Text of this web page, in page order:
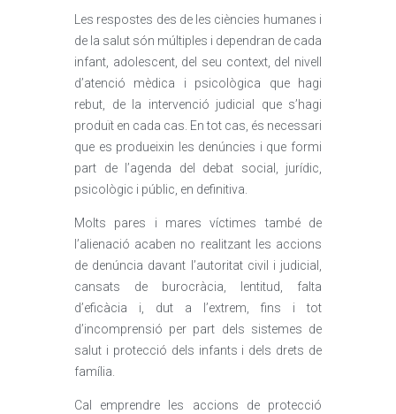
Les respostes des de les ciències humanes i
de la salut són múltiples i dependran de cada
infant, adolescent, del seu context, del nivell
d’atenció mèdica i psicològica que hagi
rebut, de la intervenció judicial que s’hagi
produït en cada cas. En tot cas, és necessari
que es produeixin les denúncies i que formi
part de l’agenda del debat social, jurídic,
psicològic i públic, en definitiva.
Molts pares i mares víctimes també de
l’alienació acaben no realitzant les accions
de denúncia davant l’autoritat civil i judicial,
cansats de burocràcia, lentitud, falta
d’eficàcia i, dut a l’extrem, fins i tot
d’incomprensió per part dels sistemes de
salut i protecció dels infants i dels drets de
família.
Cal emprendre les accions de protecció